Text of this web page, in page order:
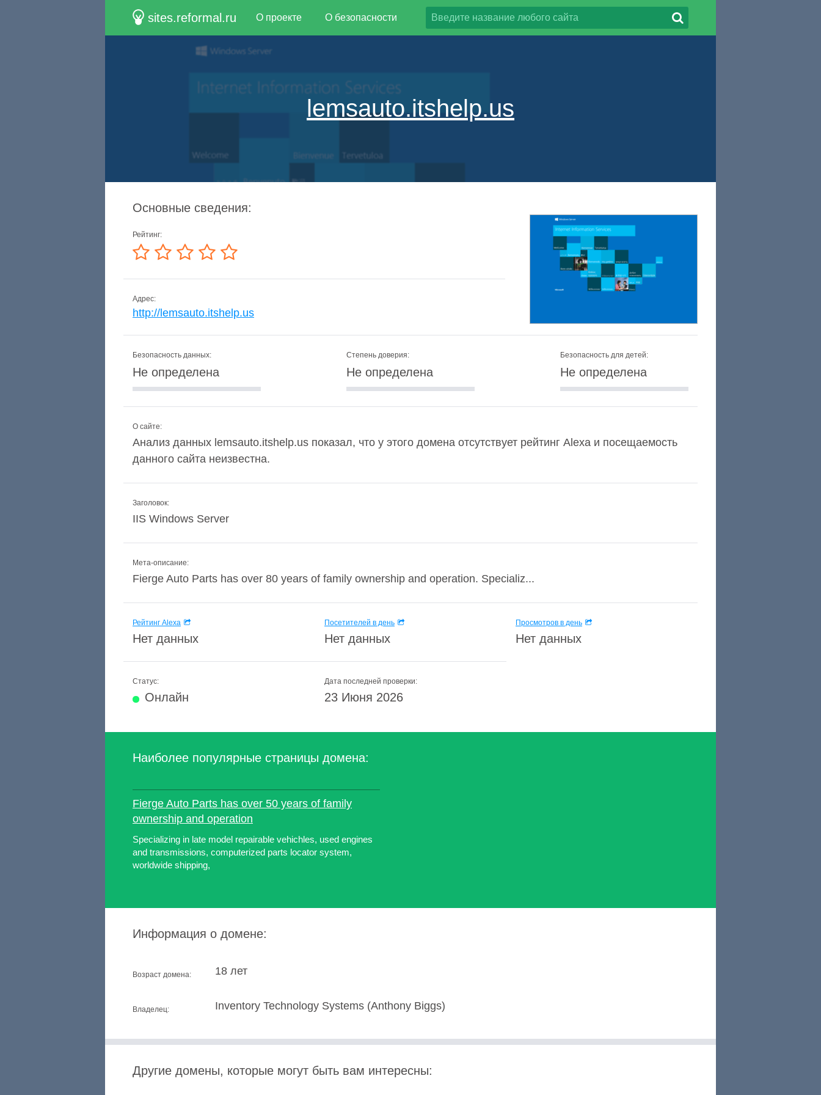
sites.reformal.ru О проекте О безопасности
lemsauto.itshelp.us
Основные сведения:
Рейтинг:
Адрес:
http://lemsauto.itshelp.us
Безопасность данных:
Не определена
Степень доверия:
Не определена
Безопасность для детей:
Не определена
О сайте:
Анализ данных lemsauto.itshelp.us показал, что у этого домена отсутствует рейтинг Alexa и посещаемость
данного сайта неизвестна.
Заголовок:
IIS Windows Server
Мета-описание:
Fierge Auto Parts has over 80 years of family ownership and operation. Specializ...
Рейтинг Alexa
Нет данных
Посетителей в день
Нет данных
Просмотров в день
Нет данных
Статус:
Онлайн
Дата последней проверки:
23 Июня 2026
Наиболее популярные страницы домена:
Fierge Auto Parts has over 50 years of family
ownership and operation
Specializing in late model repairable vehichles, used engines
and transmissions, computerized parts locator system,
worldwide shipping,
Информация о домене:
Возраст домена: 18 лет
Владелец: Inventory Technology Systems (Anthony Biggs)
Другие домены, которые могут быть вам интересны: